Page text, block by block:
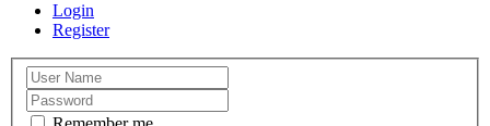
Login
Register